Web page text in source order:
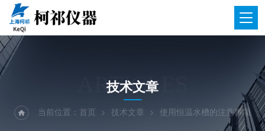
ARTICLES
技术文章
当前位置： 首页 技术文章 使用恒温水槽的注意事项